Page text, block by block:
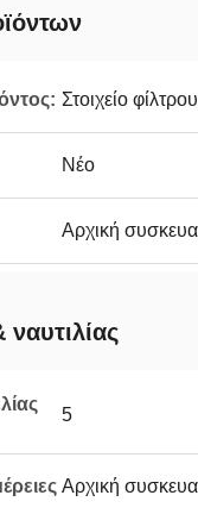
Στοιχείο φίλτρου
Νέο
Αρχική
5
Αρχική